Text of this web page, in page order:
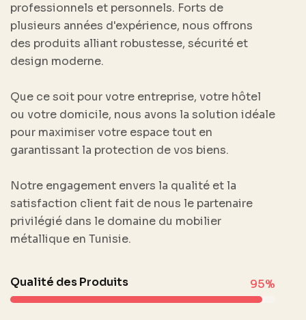
professionnels et personnels. Forts de
plusieurs années d'expérience, nous offrons
des produits alliant robustesse, sécurité et
design moderne.
Que ce soit pour votre entreprise, votre hôtel
ou votre domicile, nous avons la solution idéale
pour maximiser votre espace tout en
garantissant la protection de vos biens.
Notre engagement envers la qualité et la
satisfaction client fait de nous le partenaire
privilégié dans le domaine du mobilier
métallique en Tunisie.
Qualité des Produits 95%